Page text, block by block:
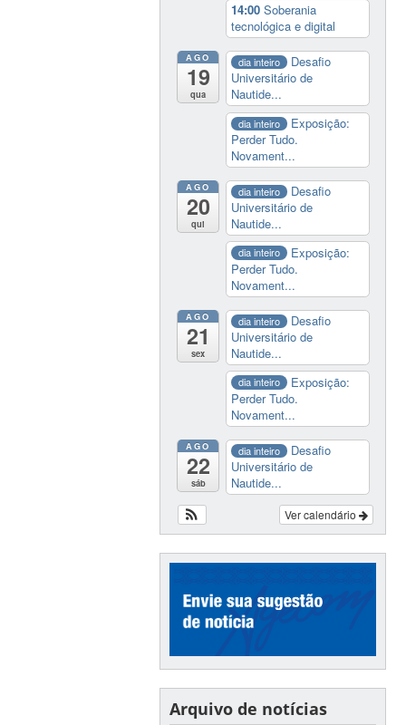
14:00Soberania
tecnológica e digital
AGO
19
qua
dia inteiro
Desafio
Universitário de
Nautide...
dia inteiro
Exposição:
Perder Tudo.
Novament...
AGO
20
qui
dia inteiro
Desafio
Universitário de
Nautide...
dia inteiro
Exposição:
Perder Tudo.
Novament...
AGO
21
sex
dia inteiro
Desafio
Universitário de
Nautide...
dia inteiro
Exposição:
Perder Tudo.
Novament...
AGO
22
sáb
dia inteiro
Desafio
Universitário de
Nautide...
Ver calendário
Arquivo de notícias